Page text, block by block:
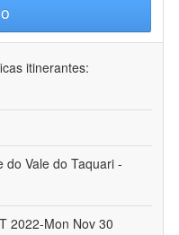
itinerantes:
do Vale do Taquari -
2022-Mon Nov 30